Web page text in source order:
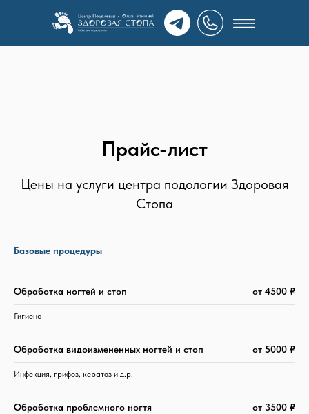
Прайс-лист
Цены на услуги центра подологии Здоровая
Стопа
Базовые процедуры
Обработка ногтей и стоп от 4500 ₽
Гигиена
Обработка видоизмененных ногтей и стоп от 5000 ₽
Инфекция, грифоз, кератоз и д.р.
Обработка проблемного ногтя от 3500 ₽